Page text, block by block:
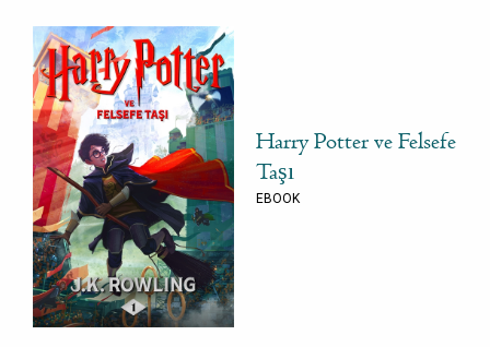
Harry Potter ve Felsefe
Taşı
EBOOK